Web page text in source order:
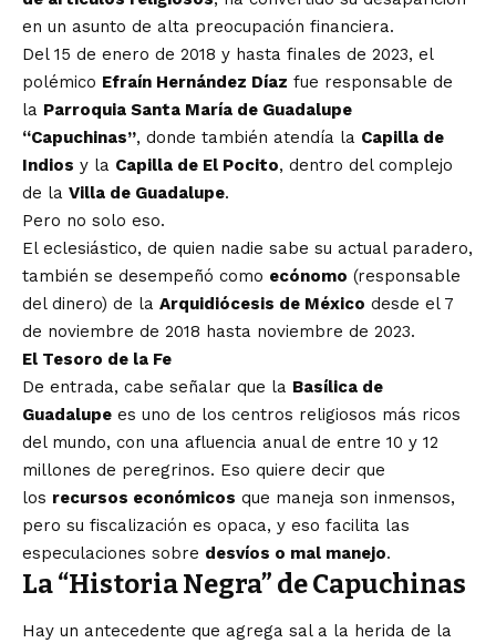
en un asunto de alta preocupación financiera.
Del 15 de enero de 2018 y hasta finales de 2023, el
polémico Efraín Hernández Díaz fue responsable de
la Parroquia Santa María de Guadalupe
“Capuchinas”, donde también atendía la Capilla de
Indios y la Capilla de El Pocito, dentro del complejo
de la Villa de Guadalupe.
Pero no solo eso.
El eclesiástico, de quien nadie sabe su actual paradero,
también se desempeñó como ecónomo (responsable
del dinero) de la Arquidiócesis de México desde el 7
de noviembre de 2018 hasta noviembre de 2023.
El Tesoro de la Fe
De entrada, cabe señalar que la Basílica de
Guadalupe es uno de los centros religiosos más ricos
del mundo, con una afluencia anual de entre 10 y 12
millones de peregrinos. Eso quiere decir que
los recursos económicos que maneja son inmensos,
pero su fiscalización es opaca, y eso facilita las
especulaciones sobre desvíos o mal manejo.
La “Historia Negra” de Capuchinas
Hay un antecedente que agrega sal a la herida de la